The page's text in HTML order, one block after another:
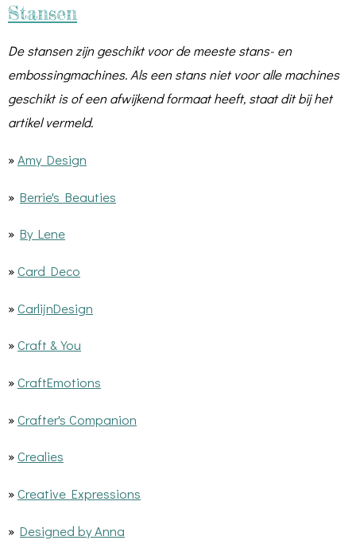
Stansen
De stansen zijn geschikt voor de meeste stans- en
embossingmachines. Als een stans niet voor alle machines
geschikt is of een afwijkend formaat heeft, staat dit bij het
artikel vermeld.
»Amy Design
» Berrie's Beauties
» By Lene
»Card Deco
»CarlijnDesign
»Craft & You
»CraftEmotions
»Crafter's Companion
»Crealies
»Creative Expressions
» Designed by Anna